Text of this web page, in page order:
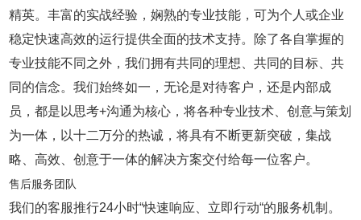
精英。丰富的实战经验，娴熟的专业技能，可为个人或企业
稳定快速高效的运行提供全面的技术支持。除了各自掌握的
专业技能不同之外，我们拥有共同的理想、共同的目标、共
同的信念。我们始终如一，无论是对待客户，还是内部成
员，都是以思考+沟通为核心，将各种专业技术、创意与策划
为一体，以十二万分的热诚，将具有不断更新突破，集战
略、高效、创意于一体的解决方案交付给每一位客户。
售后服务团队
我们的客服推行24小时“快速响应、立即行动“的服务机制。